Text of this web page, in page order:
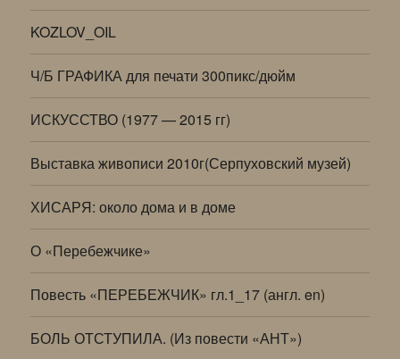
KOZLOV_OIL
Ч/Б ГРАФИКА для печати 300пикс/дюйм
ИСКУССТВО (1977 — 2015 гг)
Выставка живописи 2010г(Серпуховский музей)
ХИСАРЯ: около дома и в доме
О «Перебежчике»
Повесть «ПЕРЕБЕЖЧИК» гл.1_17 (англ. en)
БОЛЬ ОТСТУПИЛА. (Из повести «АНТ»)